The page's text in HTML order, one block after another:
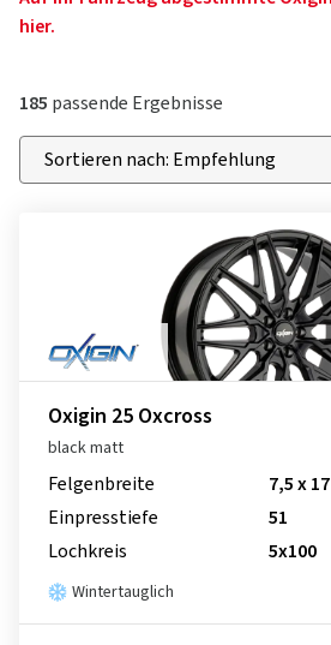
hier.
185 passende Ergebnisse
Oxigin 25 Oxcross
black matt
Felgenbreite
7,5 x 17
Einpresstiefe
51
Lochkreis
5x100
Wintertauglich